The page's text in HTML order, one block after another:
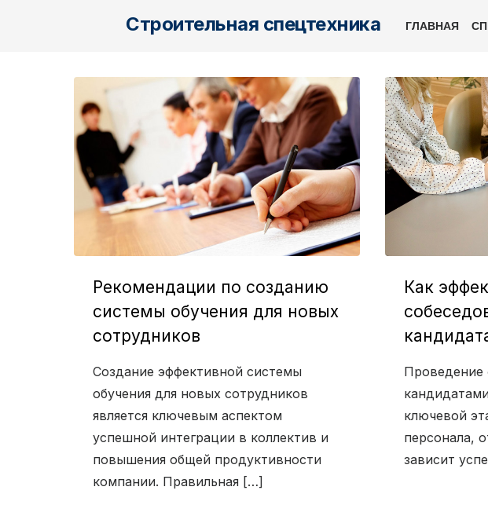
Строительная спецтехника ГЛАВНАЯ
Рекомендации по созданию
системы обучения для новых
сотрудников
Создание эффективной системы
обучения для новых сотрудников
является ключевым аспектом
успешной интеграции в коллектив и
повышения общей продуктивности
компании. Правильная […]
Как
Проведение
ключевой
персонала,
зависит